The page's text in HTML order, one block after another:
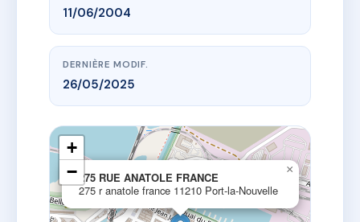
11/06/2004
DERNIÈRE MODIF.
26/05/2025
275 RUE ANATOLE FRANCE
275 r anatole france 11210 Port-la-Nouvelle
×
+
−